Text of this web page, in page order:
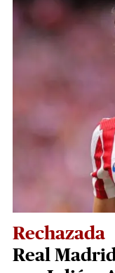
Rechazada
Real